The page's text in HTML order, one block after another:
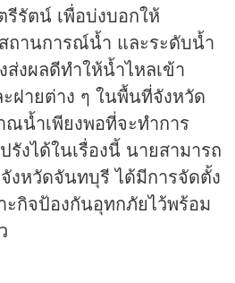
รัตน์ เพื่อบ่งบอกให้
ถานการณ์น้ำ และระดับน้ำ
งผลดีทำให้น้ำไหลเข้า
ฝายต่าง ๆ ในพื้นที่จังหวัด
น้ำเพียงพอที่จะทำการ
รังได้ในเรื่องนี้ นายสามารถ
งหวัดจันทบุรี ได้มีการจัดตั้ง
กิจป้องกันอุทกภัยไว้พร้อม